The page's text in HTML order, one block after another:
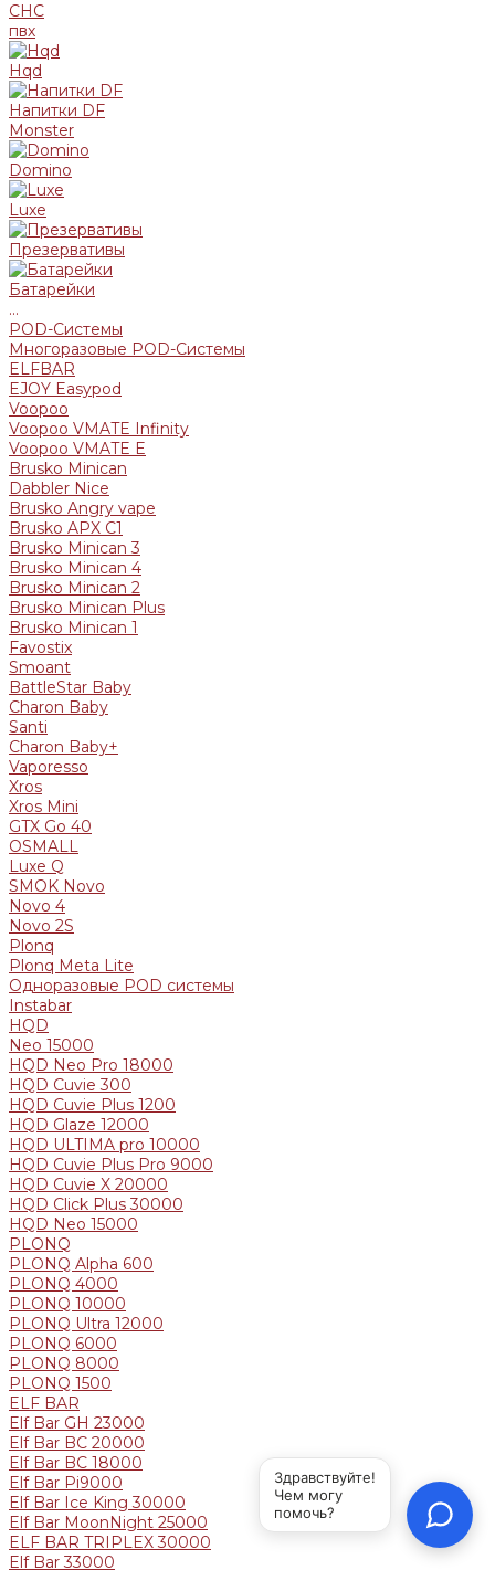
СНС
пвх
Hqd
Напитки DF
Monster
Domino
Luxe
Презервативы
Батарейки
...
POD-Системы
Многоразовые POD-Системы
ELFBAR
EJOY Easypod
Voopoo
Voopoo VMATE Infinity
Voopoo VMATE E
Brusko Minican
Dabbler Nice
Brusko Angry vape
Brusko APX C1
Brusko Minican 3
Brusko Minican 4
Brusko Minican 2
Brusko Minican Plus
Brusko Minican 1
Favostix
Smoant
BattleStar Baby
Charon Baby
Santi
Charon Baby+
Vaporesso
Xros
Xros Mini
GTX Go 40
OSMALL
Luxe Q
SMOK Novo
Novo 4
Novo 2S
Plonq
Plonq Meta Lite
Одноразовые POD системы
Instabar
HQD
Neo 15000
HQD Neo Pro 18000
HQD Cuvie 300
HQD Cuvie Plus 1200
HQD Glaze 12000
HQD ULTIMA pro 10000
HQD Cuvie Plus Pro 9000
HQD Cuvie X 20000
HQD Click Plus 30000
HQD Neo 15000
PLONQ
PLONQ Alpha 600
PLONQ 4000
PLONQ 10000
PLONQ Ultra 12000
PLONQ 6000
PLONQ 8000
PLONQ 1500
ELF BAR
Elf Bar GH 23000
Elf Bar BC 20000
Elf Bar BC 18000
Elf Bar Pi9000
Elf Bar Ice King 30000
Elf Bar MoonNight 25000
ELF BAR TRIPLEX 30000
Elf Bar 33000